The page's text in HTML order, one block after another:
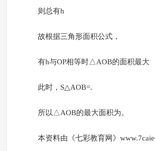
则总有h
故根据三角形面积公式，
有h与OP相等时△AOB的面积最大
此时，S△AOB=.
所以△AOB的最大面积为。
本资料由《七彩教育网》